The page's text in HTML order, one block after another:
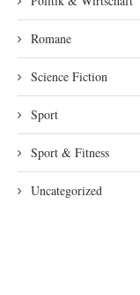
Romane
Science Fiction
Sport
Sport & Fitness
Uncategorized